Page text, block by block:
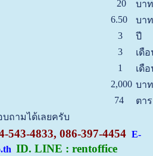
20
บา
6.50
บา
3
ปี
3
เดื
1
เดื
2,000 บา
74
ตา
ถามได้เลยครับ
543-4833, 086-397-4454 E-
ID. LINE : rentoffice